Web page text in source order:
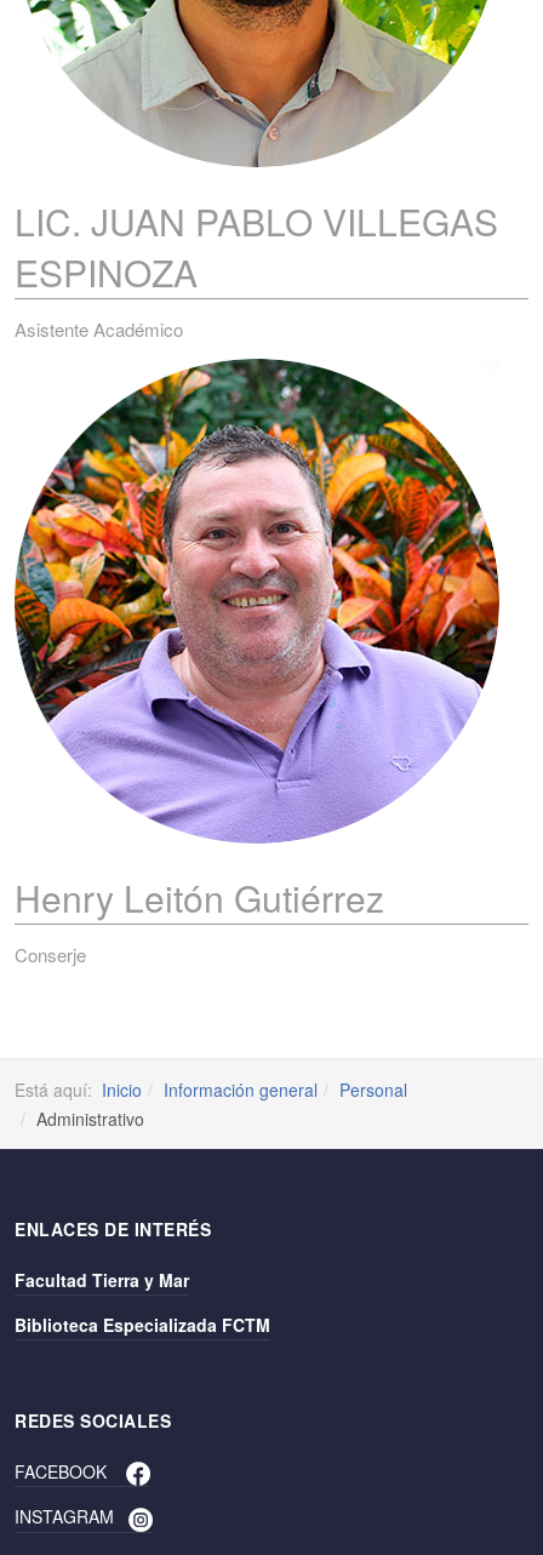
LIC. JUAN PABLO VILLEGAS
ESPINOZA
Asistente Académico
Henry Leitón Gutiérrez
Conserje
Está aquí: Inicio Información general
Personal
Administrativo
ENLACES DE INTERÉS
Facultad Tierra y Mar
Biblioteca Especializada FCTM
REDES SOCIALES
FACEBOOK
INSTAGRAM